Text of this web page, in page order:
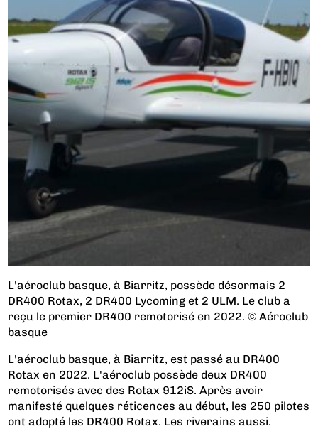
L'aéroclub basque, à Biarritz, possède désormais 2
DR400 Rotax, 2 DR400 Lycoming et 2 ULM. Le club a
reçu le premier DR400 remotorisé en 2022. © Aéroclub
basque
L'aéroclub basque, à Biarritz, est passé au DR400
Rotax en 2022. L'aéroclub possède deux DR400
remotorisés avec des Rotax 912iS. Après avoir
manifesté quelques réticences au début, les 250 pilotes
ont adopté les DR400 Rotax. Les riverains aussi.